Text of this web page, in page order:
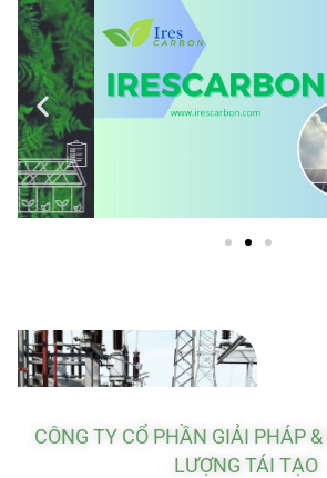
CÔNG TY CỔ PHẦN GIẢI PHÁP
LƯỢNG TÁI TẠO